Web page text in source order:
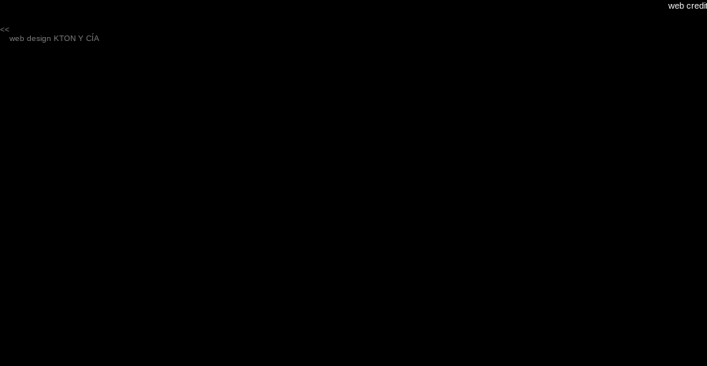
web
<<
web design KTON Y CÍA